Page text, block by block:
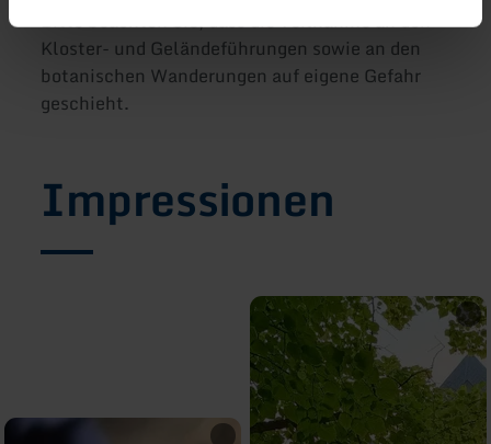
Bitte beachten Sie, dass die Teilnahme an den
Kloster- und Geländeführungen sowie an den
botanischen Wanderungen auf eigene Gefahr
geschieht.
Impressionen